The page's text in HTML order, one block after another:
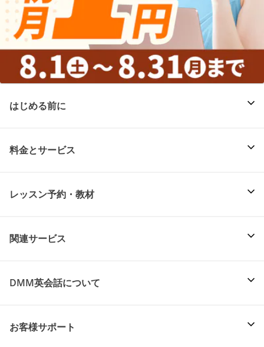
はじめる前に
料金とサービス
レッスン予約・教材
関連サービス
DMM英会話について
お客様サポート